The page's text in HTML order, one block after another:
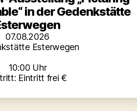
in der Gedenkstätte
07.08.2026
Esterwegen
10:00 Uhr
Eintritt frei €